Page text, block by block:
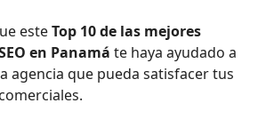
esteTop 10 de las mejores
en Panamá te haya ayudado a
agencia que pueda satisfacer tus